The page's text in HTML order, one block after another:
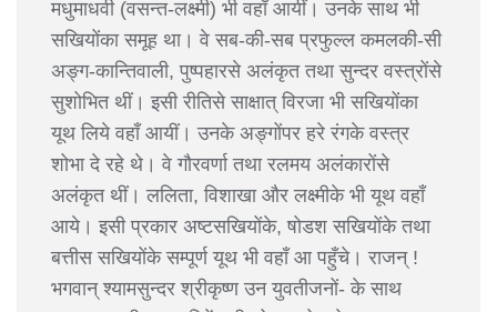
मधुमाधवी (वसन्त-लक्ष्मी) भी वहाँ आयीं। उनके साथ भी
सखियोंका समूह था। वे सब-की-सब प्रफुल्ल कमलकी-सी
अङ्ग-कान्तिवाली, पुष्पहारसे अलंकृत तथा सुन्दर वस्त्रोंसे
सुशोभित थीं। इसी रीतिसे साक्षात् विरजा भी सखियोंका
यूथ लिये वहाँ आयीं। उनके अङ्गोंपर हरे रंगके वस्त्र
शोभा दे रहे थे। वे गौरवर्णा तथा रलमय अलंकारोंसे
अलंकृत थीं। ललिता, विशाखा और लक्ष्मीके भी यूथ वहाँ
आये। इसी प्रकार अष्टसखियोंके, षोडश सखियोंके तथा
बत्तीस सखियोंके सम्पूर्ण यूथ भी वहाँ आ पहुँचे। राजन् !
भगवान् श्यामसुन्दर श्रीकृष्ण उन युवतीजनों- के साथ